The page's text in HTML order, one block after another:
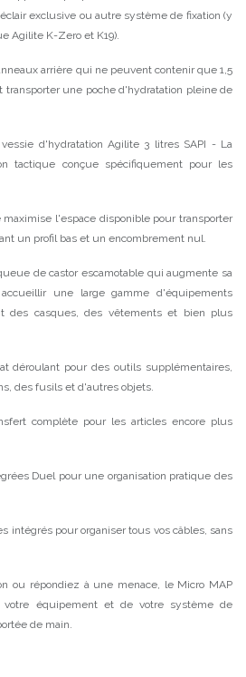
exclusive ou autre système de fixation (y
Agilite K-Zero et K19).
arrière qui ne peuvent contenir que 1,5
transporter une poche d'hydratation pleine de
d'hydratation Agilite 3 litres SAPI - La
tactique conçue spécifiquement pour les
l'espace disponible pour transporter
un profil bas et un encombrement nul.
de castor escamotable qui augmente sa
une large gamme d'équipements
des casques, des vêtements et bien plus
déroulant pour des outils supplémentaires,
des fusils et d'autres objets.
complète pour les articles encore plus
Duel pour une organisation pratique des
intégrés pour organiser tous vos câbles, sans
ou répondiez à une menace, le Micro MAP
équipement et de votre système de
de main.